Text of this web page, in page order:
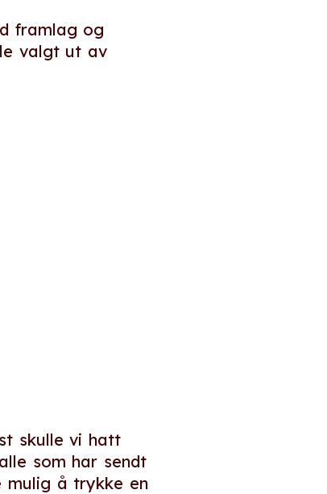
framlag og
valgt ut av
skulle vi hatt
som har sendt
mulig å trykke en